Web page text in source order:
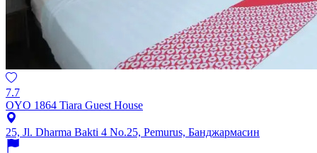
7.7
OYO 1864 Tiara Guest House
25, Jl. Dharma Bakti 4 No.25, Pemurus, Банджармасин